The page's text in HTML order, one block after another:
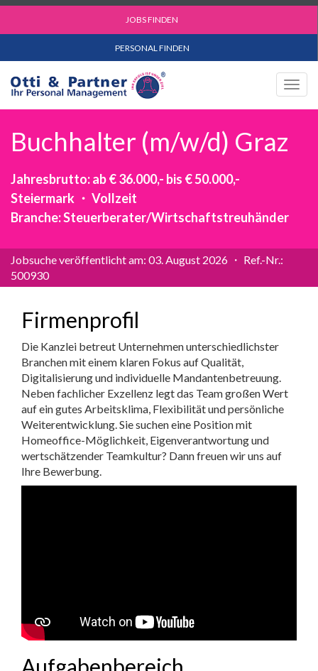
JOBS FINDEN
PERSONAL FINDEN
Buchhalter (m/w/d) Graz
Jahresbrutto: ab € 36.000,- bis € 50.000,-
Steiermark ・ Vollzeit
Branche: Steuerberater/Wirtschaftstreuhänder
Jobsuche veröffentlicht am: 03. August 2026 ・ Ref.-Nr.:
500930
Firmenprofil
Die Kanzlei betreut Unternehmen unterschiedlichster
Branchen mit einem klaren Fokus auf Qualität,
Digitalisierung und individuelle Mandantenbetreuung.
Neben fachlicher Exzellenz legt das Team großen Wert
auf ein gutes Arbeitsklima, Flexibilität und persönliche
Weiterentwicklung. Sie suchen eine Position mit
Homeoffice-Möglichkeit, Eigenverantwortung und
wertschätzender Teamkultur? Dann freuen wir uns auf
Ihre Bewerbung.